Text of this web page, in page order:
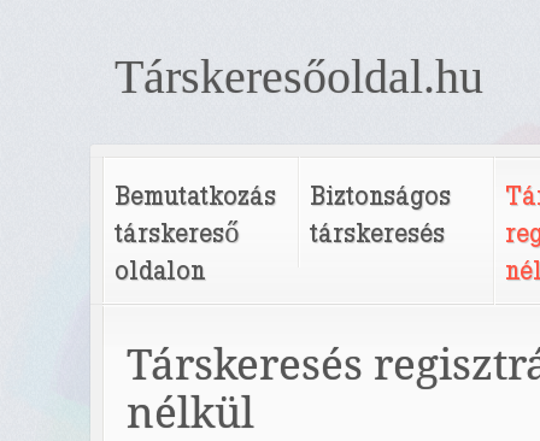
Társkeresőoldal.hu
Bemutatkozás
társkereső
oldalon
Biztonságos
társkeresés
Társkeresés
nélkül